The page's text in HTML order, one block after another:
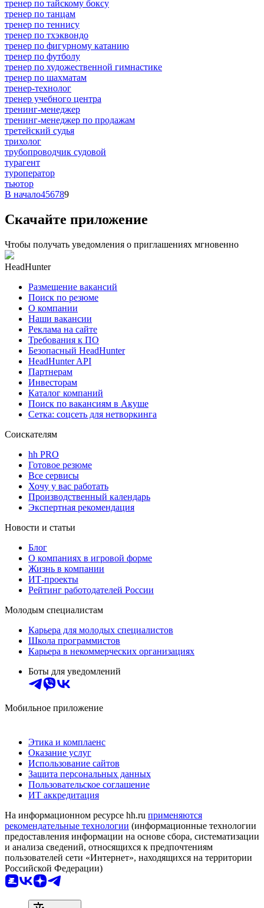
тренер по тайскому боксу
тренер по танцам
тренер по теннису
тренер по тхэквондо
тренер по фигурному катанию
тренер по футболу
тренер по художественной гимнастике
тренер по шахматам
тренер-технолог
тренер учебного центра
тренинг-менеджер
тренинг-менеджер по продажам
третейский судья
трихолог
трубопроводчик судовой
турагент
туроператор
тьютор
В начало456789
Скачайте приложение
Чтобы получать уведомления о приглашениях мгновенно
HeadHunter
Размещение вакансий
Поиск по резюме
О компании
Наши вакансии
Реклама на сайте
Требования к ПО
Безопасный HeadHunter
HeadHunter API
Партнерам
Инвесторам
Каталог компаний
Поиск по вакансиям в Акуше
Сетка: соцсеть для нетворкинга
Соискателям
hh PRO
Готовое резюме
Все сервисы
Хочу у вас работать
Производственный календарь
Экспертная рекомендация
Новости и статьи
Блог
О компаниях в игровой форме
Жизнь в компании
ИТ-проекты
Рейтинг работодателей России
Молодым специалистам
Карьера для молодых специалистов
Школа программистов
Карьера в некоммерческих организациях
Боты для уведомлений
Мобильное приложение
Этика и комплаенс
Оказание услуг
Использование сайтов
Защита персональных данных
Пользовательское соглашение
ИТ аккредитация
На информационном ресурсе hh.ru применяются
рекомендательные технологии (информационные технологии
предоставления информации на основе сбора, систематизации
и анализа сведений, относящихся к предпочтениям
пользователей сети «Интернет», находящихся на территории
Российской Федерации)